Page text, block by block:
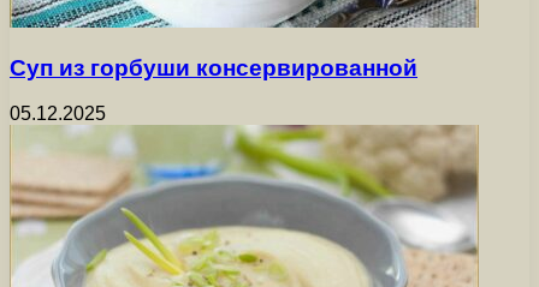
Суп из горбуши консервированной
05.12.2025